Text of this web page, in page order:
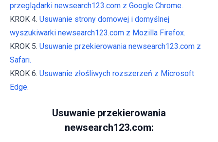
przeglądarki newsearch123.com z Google Chrome.
KROK 4. Usuwanie strony domowej i domyślnej
wyszukiwarki newsearch123.com z Mozilla Firefox.
KROK 5. Usuwanie przekierowania newsearch123.com z
Safari.
KROK 6. Usuwanie złośliwych rozszerzeń z Microsoft
Edge.
Usuwanie przekierowania
newsearch123.com: